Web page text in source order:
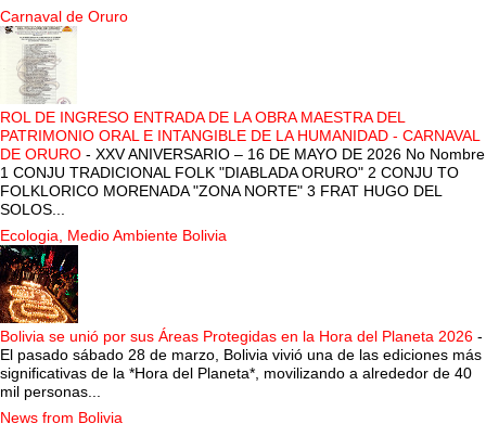
Carnaval de Oruro
ROL DE INGRESO ENTRADA DE LA OBRA MAESTRA DEL
PATRIMONIO ORAL E INTANGIBLE DE LA HUMANIDAD - CARNAVAL
DE ORURO - XXV ANIVERSARIO – 16 DE MAYO DE 2026 No Nombre
1 CONJU TRADICIONAL FOLK "DIABLADA ORURO" 2 CONJU TO
FOLKLORICO MORENADA "ZONA NORTE" 3 FRAT HUGO DEL
SOLOS...
Ecologia, Medio Ambiente Bolivia
Bolivia se unió por sus Áreas Protegidas en la Hora del Planeta 2026 -
El pasado sábado 28 de marzo, Bolivia vivió una de las ediciones más
significativas de la *Hora del Planeta*, movilizando a alrededor de 40
mil personas...
News from Bolivia